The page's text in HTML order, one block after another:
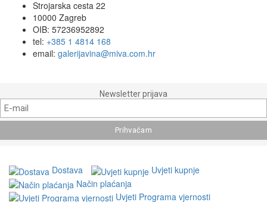
Strojarska cesta 22
10000 Zagreb
OIB: 57236952892
tel: +385 1 4814 168
email: galerijavina@miva.com.hr
Newsletter prijava
Dostava
Uvjeti kupnje
Način plaćanja
Uvjeti Programa vjernosti